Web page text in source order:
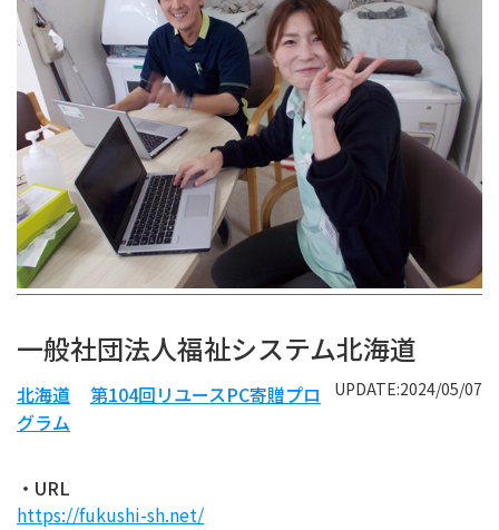
一般社団法人福祉システム北海道
UPDATE:2024/05/07
北海道
第104回リユースPC寄贈プロ
グラム
・URL
https://fukushi-sh.net/